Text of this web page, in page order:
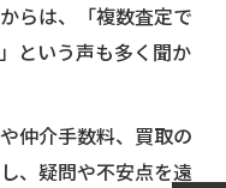
らは、「複数査定で
という声も多く聞か
仲介手数料、買取の
、疑問や不安点を遠